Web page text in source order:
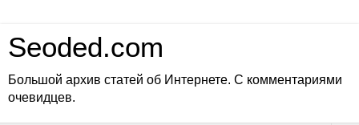
Seoded.com
Большой архив статей об Интернете. С комментариями
очевидцев.